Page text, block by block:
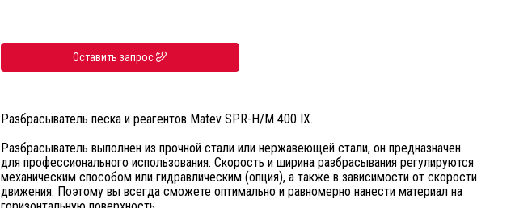
Оставить запрос
Разбрасыватель песка и реагентов Matev SPR-H/M 400 IX.
Разбрасыватель выполнен из прочной стали или нержавеющей стали, он предназначен
для профессионального использования. Скорость и ширина разбрасывания регулируются
механическим способом или гидравлическим (опция), а также в зависимости от скорости
движения. Поэтому вы всегда сможете оптимально и равномерно нанести материал на